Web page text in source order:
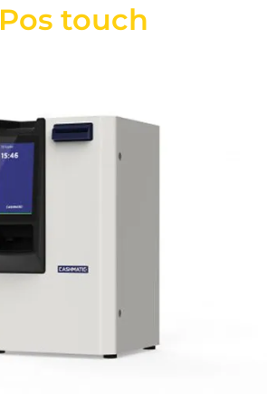
Pos touch